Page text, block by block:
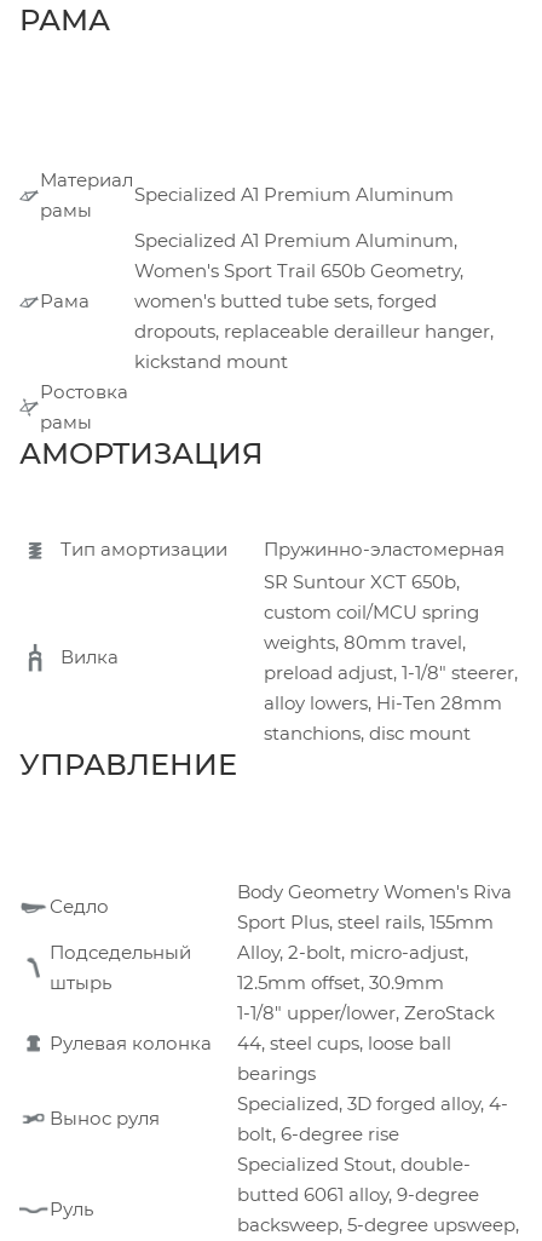
РАМА
Материал
рамы
Specialized A1 Premium Aluminum
Рама
Specialized A1 Premium Aluminum,
Women's Sport Trail 650b Geometry,
women's butted tube sets, forged
dropouts, replaceable derailleur hanger,
kickstand mount
Ростовка
рамы
АМОРТИЗАЦИЯ
Тип амортизации Пружинно-эластомерная
Вилка
SR Suntour XCT 650b,
custom coil/MCU spring
weights, 80mm travel,
preload adjust, 1-1/8" steerer,
alloy lowers, Hi-Ten 28mm
stanchions, disc mount
УПРАВЛЕНИЕ
Седло
Body Geometry Women's Riva
Sport Plus, steel rails, 155mm
Подседельный
штырь
Alloy, 2-bolt, micro-adjust,
12.5mm offset, 30.9mm
Рулевая колонка
1-1/8" upper/lower, ZeroStack
44, steel cups, loose ball
bearings
Вынос руля
Specialized, 3D forged alloy, 4-
bolt, 6-degree rise
Руль
Specialized Stout, double-
butted 6061 alloy, 9-degree
backsweep, 5-degree upsweep,